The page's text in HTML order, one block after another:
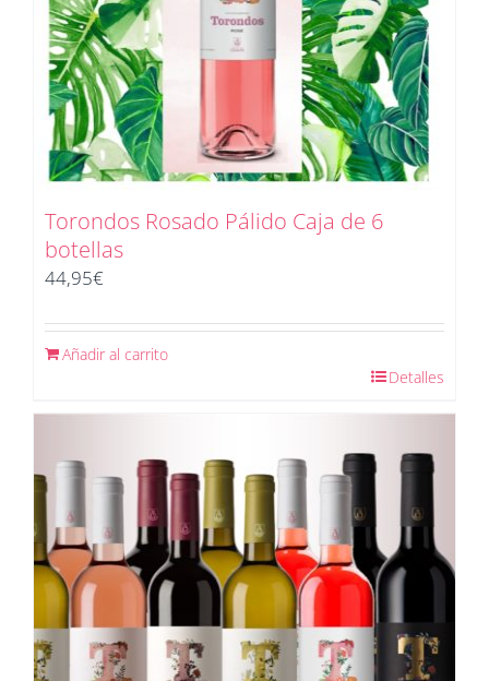
Torondos Rosado Pálido Caja de 6
botellas
44,95€
Añadir al carrito
Detalles